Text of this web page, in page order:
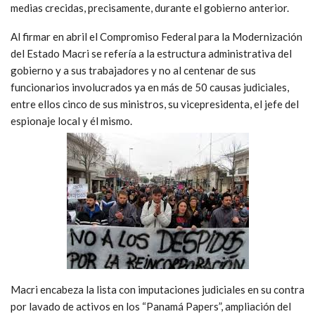
medias crecidas, precisamente, durante el gobierno anterior.
Al firmar en abril el Compromiso Federal para la Modernización
del Estado Macri se refería a la estructura administrativa del
gobierno y a sus trabajadores y no al centenar de sus
funcionarios involucrados ya en más de 50 causas judiciales,
entre ellos cinco de sus ministros, su vicepresidenta, el jefe del
espionaje local y él mismo.
Macri encabeza la lista con imputaciones judiciales en su contra
por lavado de activos en los “Panamá Papers”, ampliación del